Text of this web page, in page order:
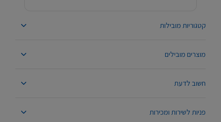
קטגוריות מובילות
מוצרים מובילים
חשוב לדעת
פניות לשירות ומכירות